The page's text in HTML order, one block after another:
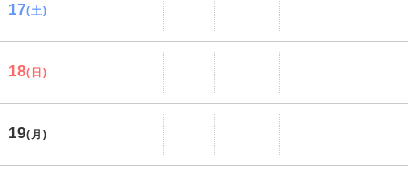
17(土)
18(日)
19(月)